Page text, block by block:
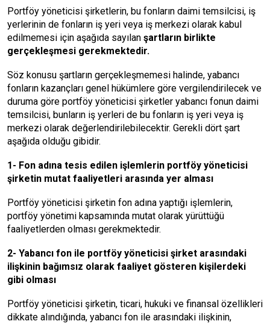
Portföy yöneticisi şirketlerin, bu fonların daimi temsilcisi, iş
yerlerinin de fonların iş yeri veya iş merkezi olarak kabul
edilmemesi için aşağıda sayılan şartların birlikte
gerçekleşmesi gerekmektedir.
Söz konusu şartların gerçekleşmemesi halinde, yabancı
fonların kazançları genel hükümlere göre vergilendirilecek ve
duruma göre portföy yöneticisi şirketler yabancı fonun daimi
temsilcisi, bunların iş yerleri de bu fonların iş yeri veya iş
merkezi olarak değerlendirilebilecektir. Gerekli dört şart
aşağıda olduğu gibidir.
1- Fon adına tesis edilen işlemlerin portföy yöneticisi
şirketin mutat faaliyetleri arasında yer alması
Portföy yöneticisi şirketin fon adına yaptığı işlemlerin,
portföy yönetimi kapsamında mutat olarak yürüttüğü
faaliyetlerden olması gerekmektedir.
2- Yabancı fon ile portföy yöneticisi şirket arasındaki
ilişkinin bağımsız olarak faaliyet gösteren kişilerdeki
gibi olması
Portföy yöneticisi şirketin, ticari, hukuki ve finansal özellikleri
dikkate alındığında, yabancı fon ile arasındaki ilişkinin,